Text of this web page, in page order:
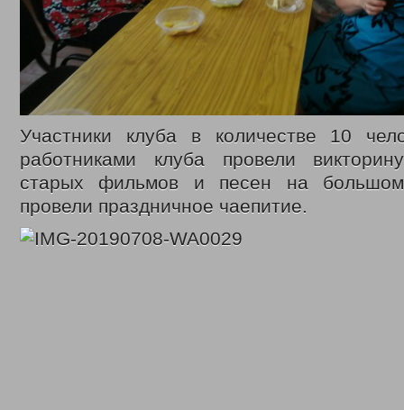
Участники клуба в количестве 10
работниками клуба провели
старых фильмов и песен на
провели праздничное чаепитие.